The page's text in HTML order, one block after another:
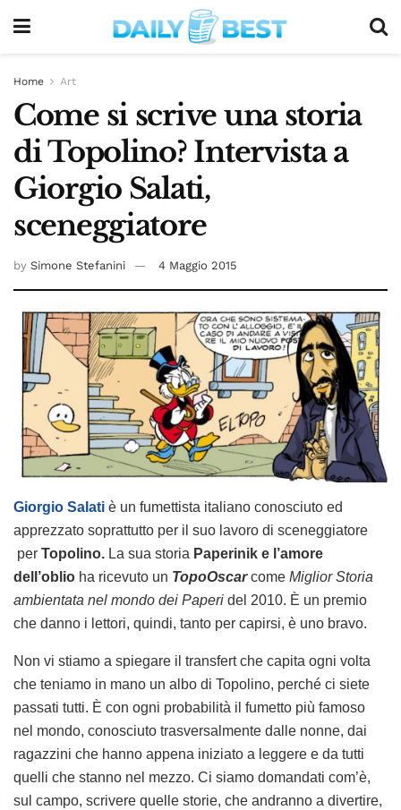
Home Art
Come si scrive una storia
di Topolino? Intervista a
Giorgio Salati,
sceneggiatore
by Simone Stefanini 4 Maggio 2015
Giorgio Salati è un fumettista italiano conosciuto ed
apprezzato soprattutto per il suo lavoro di sceneggiatore
per Topolino. La sua storia Paperinik e l’amore
dell’oblio ha ricevuto un TopoOscar come Miglior Storia
ambientata nel mondo dei Paperi del 2010. È un premio
che danno i lettori, quindi, tanto per capirsi, è uno bravo.
Non vi stiamo a spiegare il transfert che capita ogni volta
che teniamo in mano un albo di Topolino, perché ci siete
passati tutti. È con ogni probabilità il fumetto più famoso
nel mondo, conosciuto trasversalmente dalle nonne, dai
ragazzini che hanno appena iniziato a leggere e da tutti
quelli che stanno nel mezzo. Ci siamo domandati com’è,
sul campo, scrivere quelle storie, che andranno a divertire,